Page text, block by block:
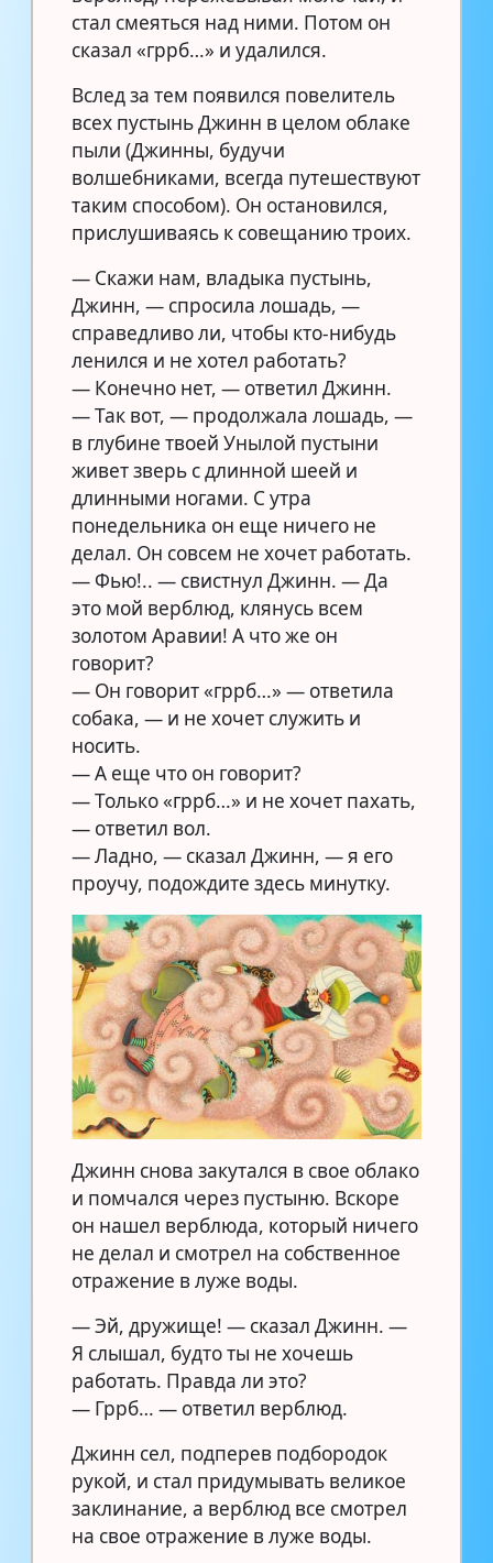
стал смеяться над ними. Потом он
сказал «гррб…» и удалился.
Вслед за тем появился повелитель
всех пустынь Джинн в целом облаке
пыли (Джинны, будучи
волшебниками, всегда путешествуют
таким способом). Он остановился,
прислушиваясь к совещанию троих.
— Скажи нам, владыка пустынь,
Джинн, — спросила лошадь, —
справедливо ли, чтобы кто-нибудь
ленился и не хотел работать?
— Конечно нет, — ответил Джинн.
— Так вот, — продолжала лошадь, —
в глубине твоей Унылой пустыни
живет зверь с длинной шеей и
длинными ногами. С утра
понедельника он еще ничего не
делал. Он совсем не хочет работать.
— Фью!.. — свистнул Джинн. — Да
это мой верблюд, клянусь всем
золотом Аравии! А что же он
говорит?
— Он говорит «гррб…» — ответила
собака, — и не хочет служить и
носить.
— А еще что он говорит?
— Только «гррб…» и не хочет пахать,
— ответил вол.
— Ладно, — сказал Джинн, — я его
проучу, подождите здесь минутку.
Джинн снова закутался в свое облако
и помчался через пустыню. Вскоре
он нашел верблюда, который ничего
не делал и смотрел на собственное
отражение в луже воды.
— Эй, дружище! — сказал Джинн. —
Я слышал, будто ты не хочешь
работать. Правда ли это?
— Гррб… — ответил верблюд.
Джинн сел, подперев подбородок
рукой, и стал придумывать великое
заклинание, а верблюд все смотрел
на свое отражение в луже воды.